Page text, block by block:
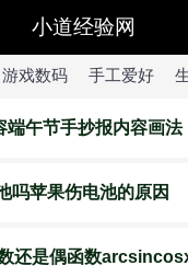
小道经验网
游戏数码 手工爱好
端午节手抄报内容画法
吗苹果伤电池的原因